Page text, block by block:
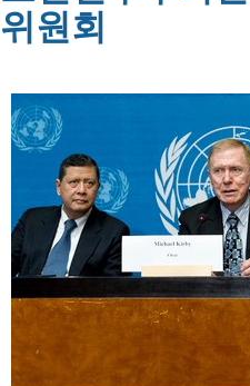
로
위원회